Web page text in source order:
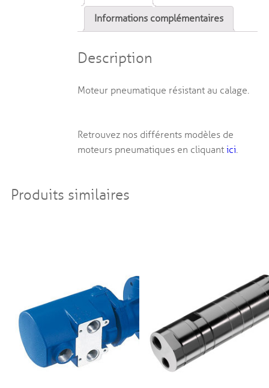
Informations complémentaires
Description
Moteur pneumatique résistant au calage.
Retrouvez nos différents modèles de
moteurs pneumatiques en cliquantici.
Produits similaires